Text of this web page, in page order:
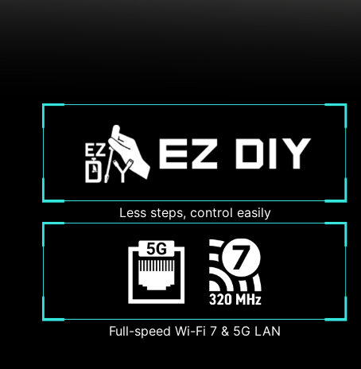
Less steps, control easily
Full-speed Wi-Fi 7 & 5G LAN